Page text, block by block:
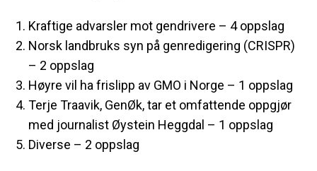
Kraftige advarsler mot gendrivere – 4 oppslag
Norsk landbruks syn på genredigering (CRISPR)
– 2 oppslag
Høyre vil ha frislipp av GMO i Norge – 1 oppslag
Terje Traavik, GenØk, tar et omfattende oppgjør
med journalist Øystein Heggdal – 1 oppslag
Diverse – 2 oppslag